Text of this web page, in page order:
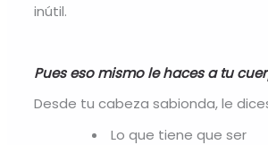
inútil.
Pues eso mismo le haces a tu
Desde tu cabeza sabionda, le
Lo que tiene que ser